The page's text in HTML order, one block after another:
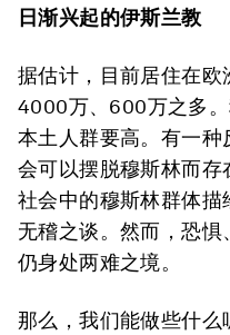
日渐兴起的伊斯兰教
据估计，目前居住在
4000万、600万之多
本土人群要高。有一种
会可以摆脱穆斯林而
社会中的穆斯林群体描
无稽之谈。然而，恐
仍身处两难之境。
那么，我们能做些什么